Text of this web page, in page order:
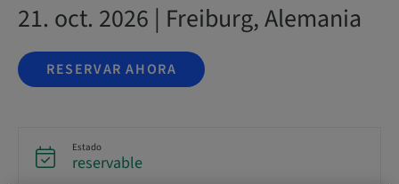
21. oct. 2026 | Freiburg, Alemania
RESERVAR AHORA
Estado
reservable